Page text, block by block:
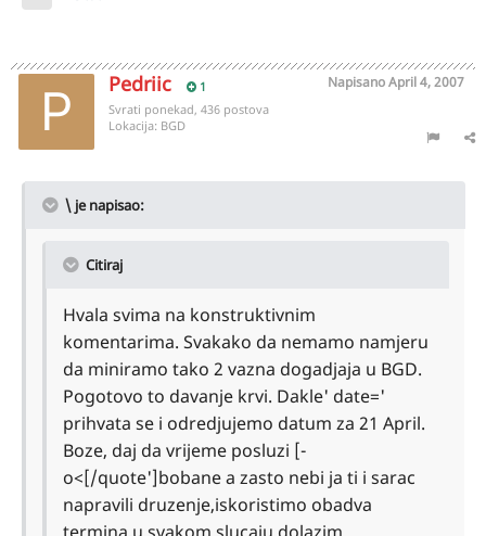
Pedriic 1 NapisanoApril 4, 2007
Svrati ponekad, 436 postova
Lokacija: BGD
\ je napisao:
Citiraj
Hvala svima na konstruktivnim
komentarima. Svakako da nemamo namjeru
da miniramo tako 2 vazna dogadjaja u BGD.
Pogotovo to davanje krvi. Dakle' date='
prihvata se i odredjujemo datum za 21 April.
Boze, daj da vrijeme posluzi [-
o<[/quote']bobane a zasto nebi ja ti i sarac
napravili druzenje,iskoristimo obadva